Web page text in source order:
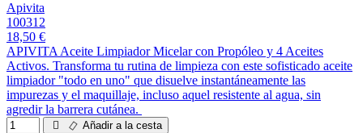
Apivita
100312
18,50 €
APIVITA Aceite Limpiador Micelar con Propóleo y 4 Aceites
Activos. Transforma tu rutina de limpieza con este sofisticado aceite
limpiador "todo en uno" que disuelve instantáneamente las
impurezas y el maquillaje, incluso aquel resistente al agua, sin
agredir la barrera cutánea.
Añadir a la cesta